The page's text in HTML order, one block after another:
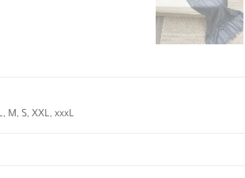
M, S, XXL, xxxL